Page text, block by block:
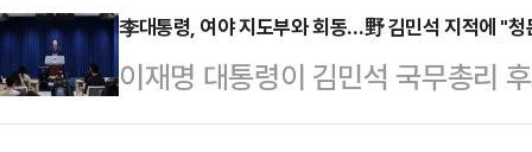
과 더 자주 소통하고 지속적으로 대
이 밝혔다.앞서 이 대통령은 이날
대표 직무대행 겸 원…
핑을 열고 "최근 공공기관 경영평
명 중 5명이 이른바 '윤심'으로 임
지적했다.백 원내대변인은 "'윤석
李대통령, 여야 지도부와 회동…野 김민석 지적에 "청
이재명 대통령이 김민석 국무총리
제 제기에 대해 "청문회 과정에서